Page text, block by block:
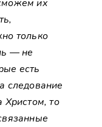
их
только
— не
есть
следование
Христом, то